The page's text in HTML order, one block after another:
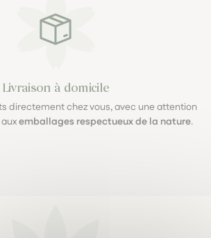
Livraison à domicile
directement chez vous, avec une attention
emballages respectueux de la nature.